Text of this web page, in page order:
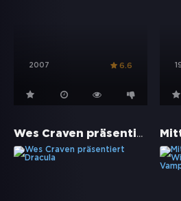
2007 6.6
Wes Craven präsentiert Dracula